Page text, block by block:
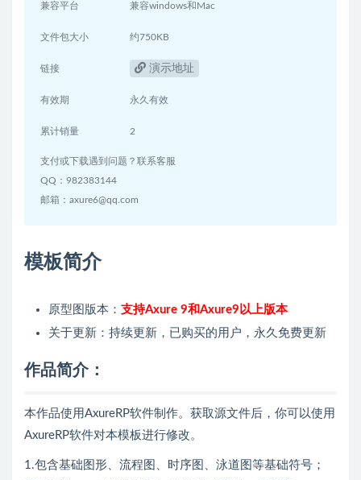
兼容平台 兼容windows和Mac
文件包大小 约750KB
链接 演示地址
有效期 永久有效
累计销量 2
支付或下载遇到问题？联系客服
QQ：982383144
邮箱：axure6@qq.com
模板简介
原型图版本： 支持Axure 9和Axure9以上版本
关于更新：持续更新，已购买的用户，永久免费更新
作品简介：
本作品使用AxureRP软件制作。获取源文件后，你可以使用
AxureRP软件对本模板进行修改。
1.包含基础图形、流程图、时序图、泳道图等基础符号；